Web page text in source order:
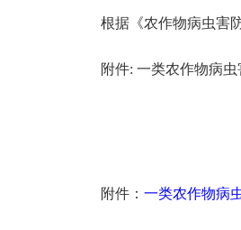
根据《农作物病虫害
附件: 一类农作物病
附件： 一类农作物病